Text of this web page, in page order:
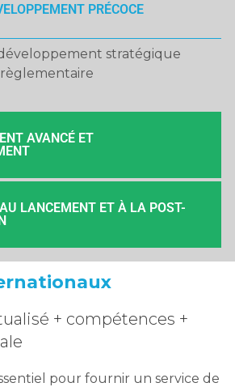
PRÉCOCE
stratégique
AVANCÉ ET
LANCEMENT ET À LA POST-
+ compétences +
pour fournir un service de